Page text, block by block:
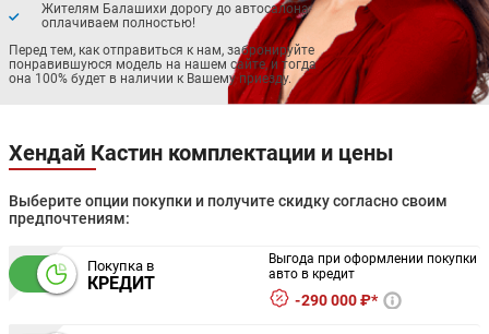
Жителям Балашихи дорогу до автосалона
оплачиваем полностью!
Перед тем, как отправиться к нам, забронируйте
понравившуюся модель на нашем сайте, и тогда
она 100% будет в наличии к Вашему приезду.
Хендай Кастин комплектации и цены
Выберите опции покупки и получите скидку согласно своим
предпочтениям:
Покупка в
КРЕДИТ
Выгода при оформлении покупки
авто в кредит
290 000 ₽*